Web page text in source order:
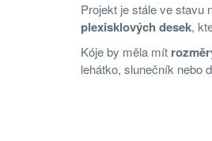
Projekt je stále ve stavu
plexisklových desek,
Kóje by měla mít
lehátko, slunečník nebo